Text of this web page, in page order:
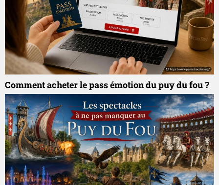
Comment acheter le pass émotion du puy du fou ?